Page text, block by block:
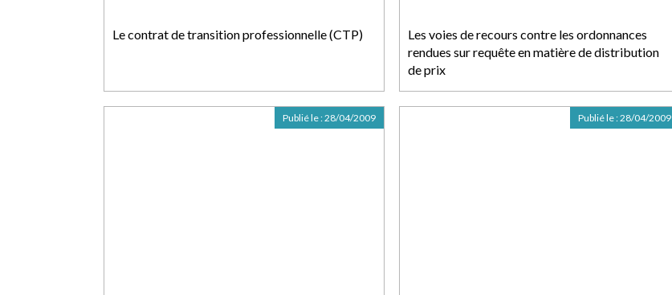
Le contrat de transition professionnelle (CTP)
Les voies de recours contre les ordonnances
rendues sur requête en matière de distribution
de prix
Publié le :28/04/2009 Publié le :28/04/2009